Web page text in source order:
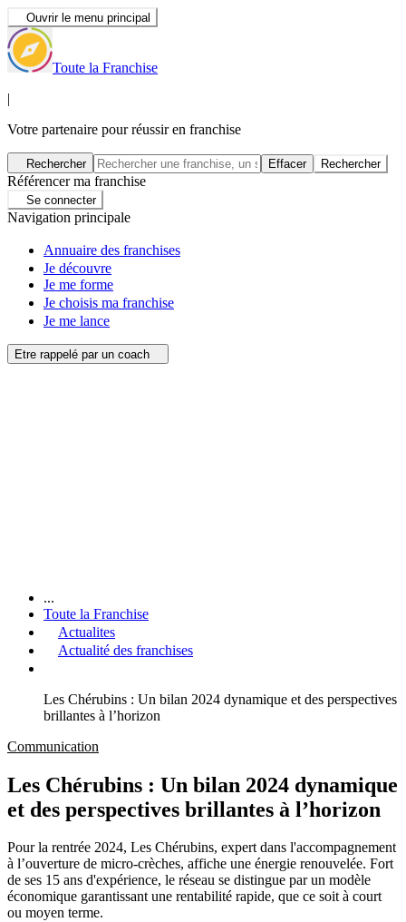
Ouvrir le menu principal
Toute la Franchise
|
Votre partenaire pour réussir en franchise
Rechercher Effacer Rechercher
Référencer ma franchise
Se connecter
Navigation principale
Annuaire des franchises
Je découvre
Je me forme
Je choisis ma franchise
Je me lance
Etre rappelé par un coach
...
Toute la Franchise
Actualites
Actualité des franchises
Les Chérubins : Un bilan 2024 dynamique et des perspectives
brillantes à l’horizon
Communication
Les Chérubins : Un bilan 2024 dynamique
et des perspectives brillantes à l’horizon
Pour la rentrée 2024, Les Chérubins, expert dans l'accompagnement
à l’ouverture de micro-crèches, affiche une énergie renouvelée. Fort
de ses 15 ans d'expérience, le réseau se distingue par un modèle
économique garantissant une rentabilité rapide, que ce soit à court
ou moyen terme.